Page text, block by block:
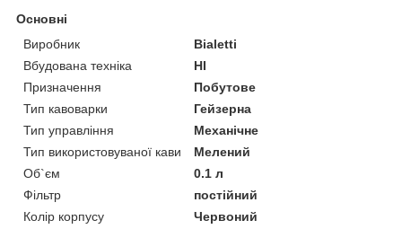
Основні
Виробник
Bialetti
Вбудована техніка
НІ
Призначення
Побутове
Тип кавоварки
Гейзерна
Тип управління
Механічне
Тип використовуваної кави
Мелений
Об`єм
0.1 л
Фільтр
постійний
Колір корпусу
Червоний